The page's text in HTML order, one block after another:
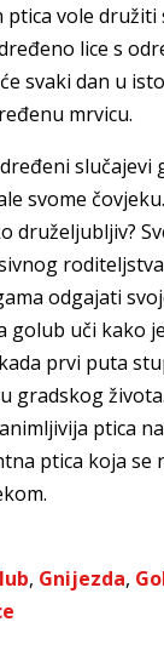
vole družiti
lice s
svaki dan u
mrvicu.
slučajevi
svome
druželjubljiv?
odgajati
golub uči kako
prvi puta
gradskog
ptica
ptica koja se
, Gnijezda,